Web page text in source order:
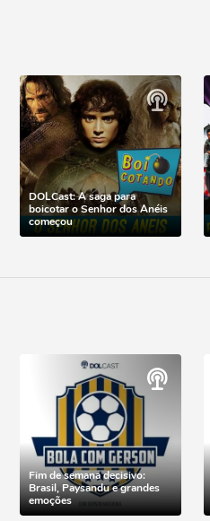
DOLCast: A saga para
boicotar o Senhor dos Anéis
começou
Fim de semana decisivo:
Brasil, Paysandu e grandes
emoções